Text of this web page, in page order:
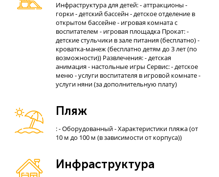
Инфраструктура для детей: - аттракционы -
горки - детский бассейн - детское отделение в
открытом бассейне - игровая комната с
воспитателем - игровая площадка Прокат: -
детские стульчики в зале питания (бесплатно) -
кроватка-манеж (бесплатно детям до 3 лет (по
возможности)) Развлечения: - детская
анимация - настольные игры Сервис: - детское
меню - услуги воспитателя в игровой комнате -
услуги няни (за дополнительную плату)
Пляж
: - Оборудованный - Характеристики пляжа (от
10 м до 100 м (в зависимости от корпуса))
Инфраструктура